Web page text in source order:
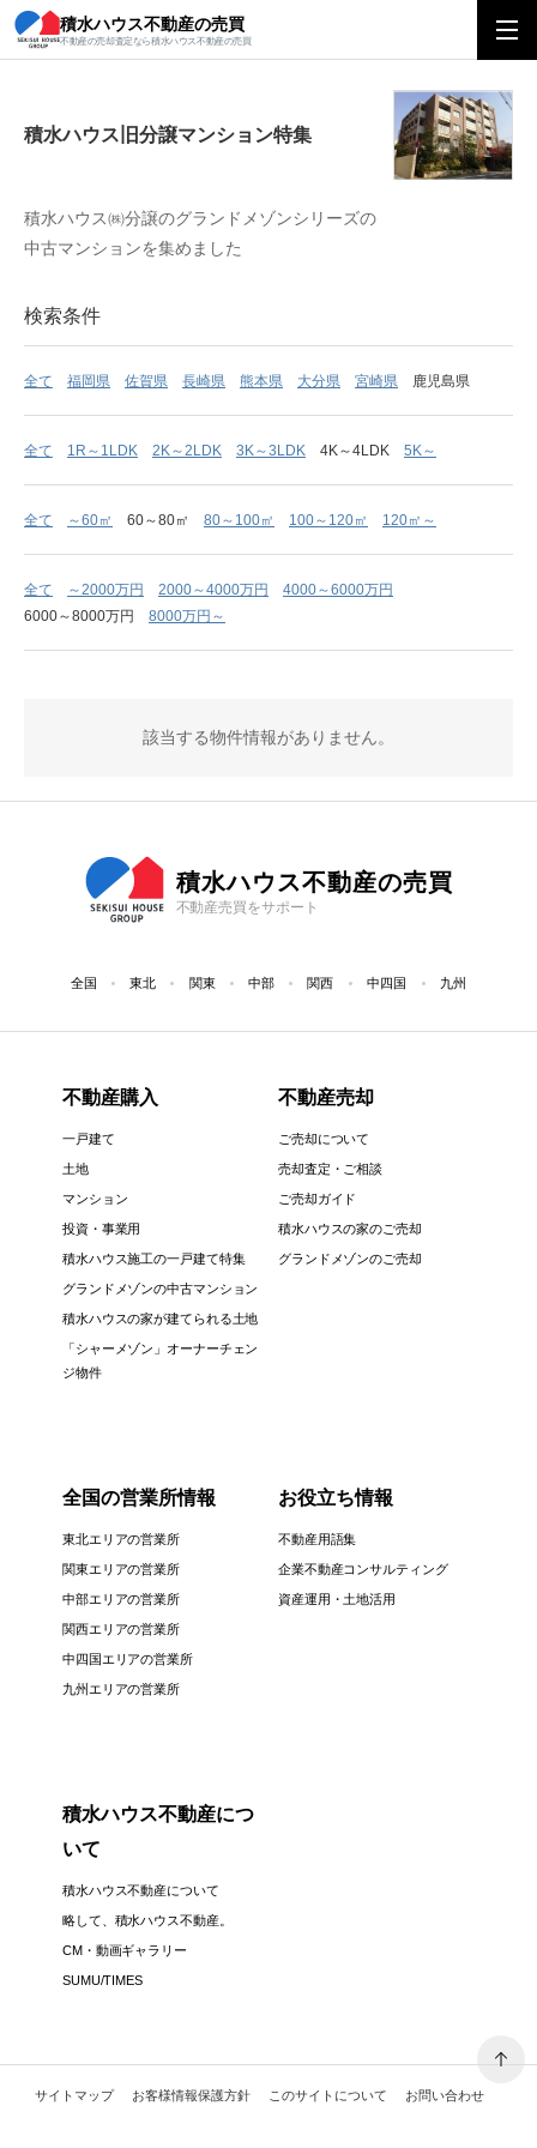
積水ハウス不動産の売買
不動産の売却査定なら積水ハウス不動産の売買
積水ハウス旧分譲マンション特集
積水ハウス旧分譲マンション特集
積水ハウス㈱分譲のグランドメゾンシリーズの
中古マンションを集めました
検索条件
全て 福岡県 佐賀県 長崎県 熊本県 大分県 宮崎県 鹿児島県
全て 1R～1LDK 2K～2LDK 3K～3LDK 4K～4LDK 5K～
全て ～60㎡ 60～80㎡ 80～100㎡ 100～120㎡ 120㎡～
全て ～2000万円 2000～4000万円
4000～6000万円
6000～8000万円
8000万円～
該当する物件情報がありません。
積水ハウス不動産の売買
不動産売買をサポート
全国 東北 関東 中部 関西 中四国 九州
不動産購入
一戸建て
土地
マンション
投資・事業用
積水ハウス施工の一戸建て特集
グランドメゾンの中古マンション
積水ハウスの家が建てられる土地
「シャーメゾン」オーナーチェン
ジ物件
不動産売却
ご売却について
売却査定・ご相談
ご売却ガイド
積水ハウスの家のご売却
グランドメゾンのご売却
全国の営業所情報
東北エリアの営業所
関東エリアの営業所
中部エリアの営業所
関西エリアの営業所
中四国エリアの営業所
九州エリアの営業所
お役立ち情報
不動産用語集
企業不動産コンサルティング
資産運用・土地活用
積水ハウス不動産につ
いて
積水ハウス不動産について
略して、積水ハウス不動産。
CM・動画ギャラリー
SUMU/TIMES
サイトマップ お客様情報保護方針 このサイトについて お問い合わせ